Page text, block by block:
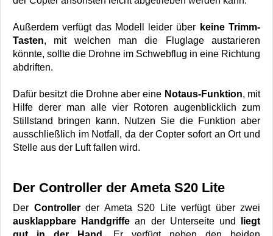
Außerdem verfügt das Modell leider über keine Trimm-
Tasten, mit welchen man die Fluglage austarieren
könnte, sollte die Drohne im Schwebflug in eine Richtung
abdriften.
Dafür besitzt die Drohne aber eine Notaus-Funktion, mit
Hilfe derer man alle vier Rotoren augenblicklich zum
Stillstand bringen kann. Nutzen Sie die Funktion aber
ausschließlich im Notfall, da der Copter sofort an Ort und
Stelle aus der Luft fallen wird.
Der Controller der Ameta S20 Lite
Der Controllerder Ameta S20 Lite verfügt über zwei
ausklappbare Handgriffe an der Unterseite und
liegt